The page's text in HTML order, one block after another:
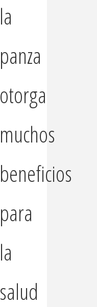
la
panza
otorga
muchos
beneficios
para
la
salud